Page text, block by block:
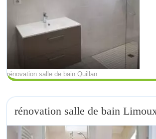
rénovation salle de bain Quillan
rénovation salle de bain